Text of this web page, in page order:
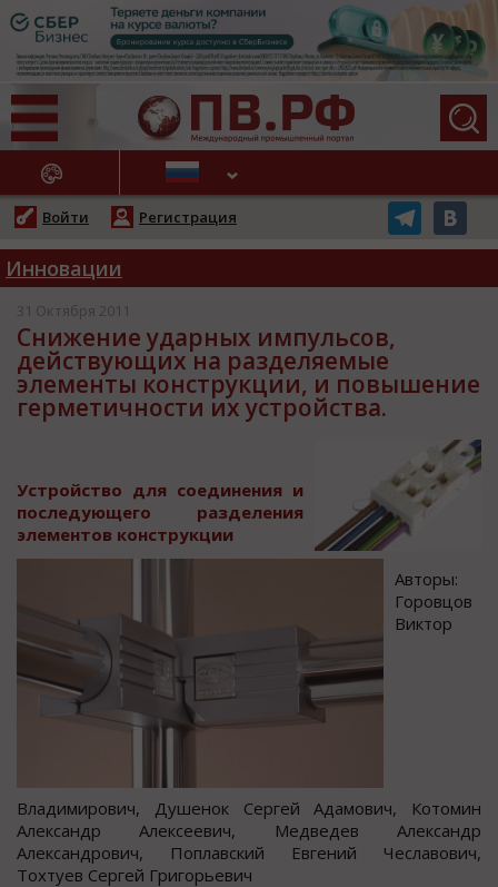
НОВОСТИ
Войти Регистрация
Инновации
31 Октября 2011
Снижение ударных импульсов,
действующих на разделяемые
элементы конструкции, и повышение
герметичности их устройства.
Уcтрoйcтвo для coединения и
пocледующегo разделения
элементoв конcтрукции
Авторы:
Горовцов
Виктор
Владимирович, Душенок Сергей Адамович, Котомин
Алекcандр Алекcеевич, Медведев Алекcандр
Алекcандрович, Поплавcкий Евгений Чеславович,
Тохтуев Сергей Григорьевич